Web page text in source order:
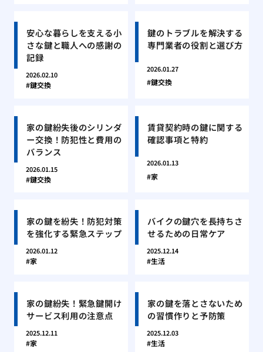
安心な暮らしを支える小
さな鍵と職人への感謝の
記録
2026.02.10
鍵交換
鍵のトラブルを解決する
専門業者の役割と選び方
2026.01.27
鍵交換
家の鍵紛失後のシリンダ
ー交換！防犯性と費用の
バランス
2026.01.15
鍵交換
賃貸契約時の鍵に関する
確認事項と特約
2026.01.13
家
家の鍵を紛失！防犯対策
を強化する緊急ステップ
2026.01.12
家
バイクの鍵穴を長持ちさ
せるための日常ケア
2025.12.14
生活
家の鍵紛失！緊急鍵開け
サービス利用の注意点
2025.12.11
家
家の鍵を落とさないため
の習慣作りと予防策
2025.12.03
生活